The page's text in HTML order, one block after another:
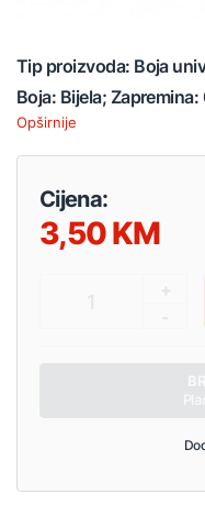
Tip proizvoda: Boja
Boja: Bijela; Zapremina:
Opširnije
Cijena:
3,50